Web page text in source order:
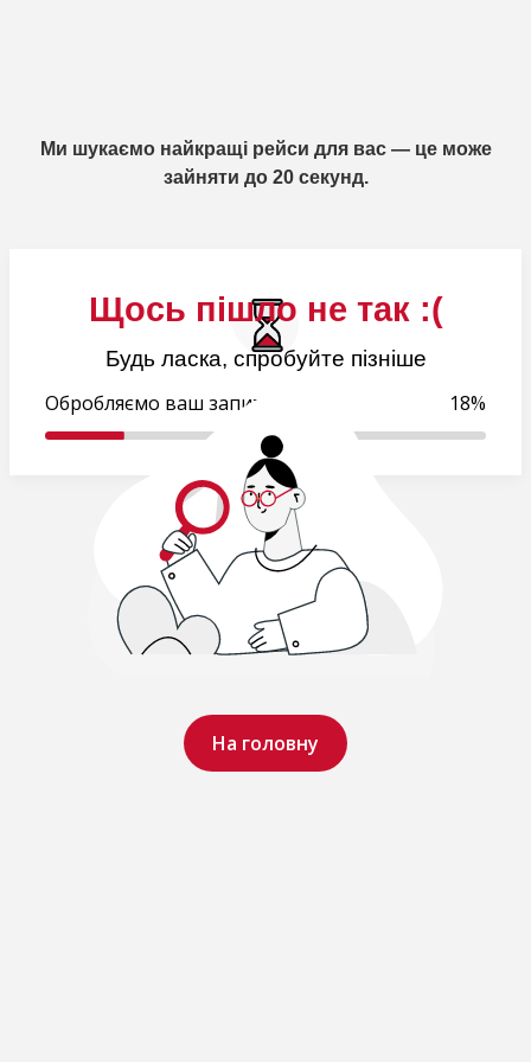
Щось пішло не так :(
Будь ласка, спробуйте пізніше
На головну
Ми шукаємо найкращі рейси для вас — це може
зайняти до 20 секунд.
Обробляємо ваш запит.. 18%